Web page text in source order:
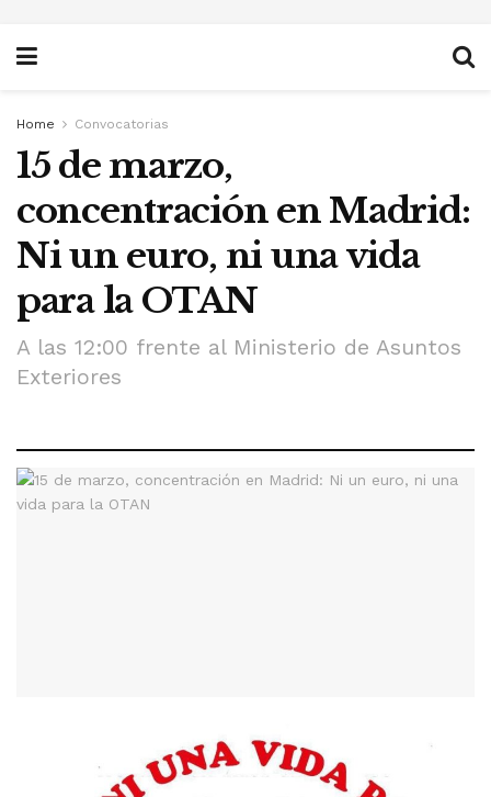
Home Convocatorias
15 de marzo,
concentración en Madrid:
Ni un euro, ni una vida
para la OTAN
A las 12:00 frente al Ministerio de Asuntos
Exteriores